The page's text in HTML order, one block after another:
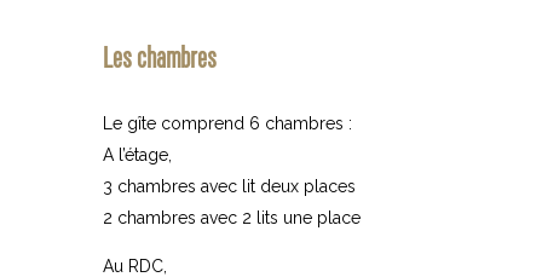
Les chambres
Le gîte comprend 6 chambres :
A l’étage,
3 chambres avec lit deux places
2 chambres avec 2 lits une place
Au RDC,